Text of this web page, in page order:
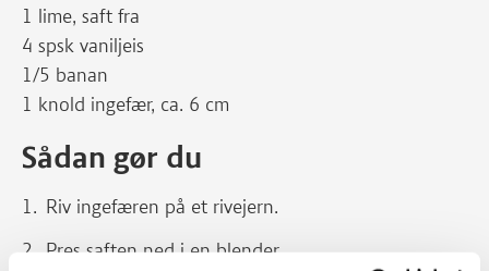
1 lime, saft fra
4 spsk vaniljeis
1/5 banan
1 knold ingefær, ca. 6 cm
Sådan gør du
Riv ingefæren på et rivejern.
Pres saften ned i en blender.